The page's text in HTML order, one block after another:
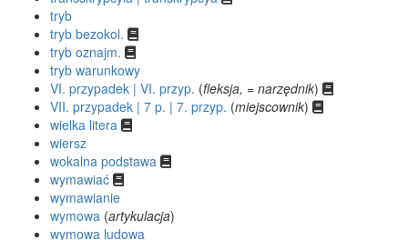
tryb
tryb bezokol.
tryb oznajm.
tryb warunkowy
VI. przypadek | VI. przyp. (fleksja, = narzędnik)
VII. przypadek | 7 p. | 7. przyp. (miejscownik)
wielka litera
wiersz
wokalna podstawa
wymawiać
wymawianie
wymowa (artykulacja)
wymowa ludowa